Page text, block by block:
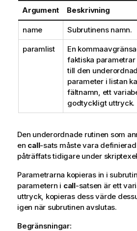
Argument Beskrivning
name Subrutinens namn.
paramlist
En
faktiska parametrar
till den
parameter i listan
fältnamn, ett
godtyckligt uttryck.
Den underordnade rutinen som
en call-sats måste vara
påträffats tidigare under
Parametrarna kopieras in i
parametern i call-satsen är ett
uttryck, kopieras dess värde
igen när subrutinen avslutas.
Begränsningar: